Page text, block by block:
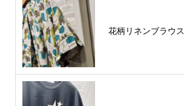
花柄リネンブラウス